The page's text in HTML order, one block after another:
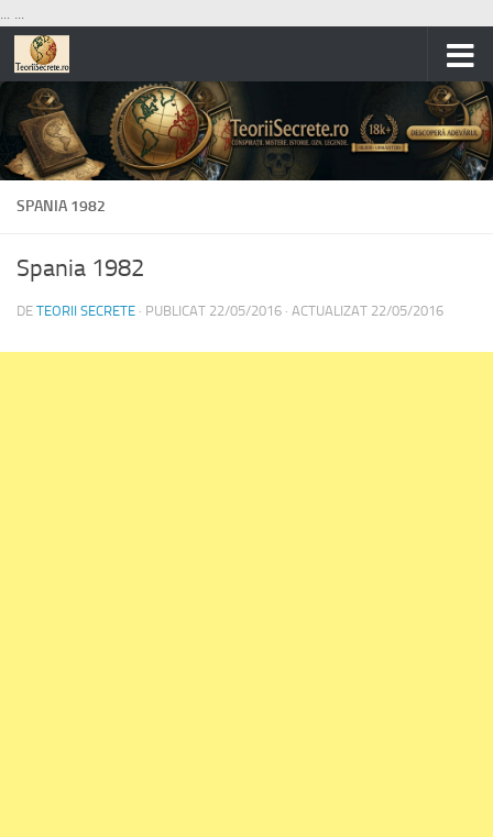
... ...
Skip to content
SPANIA 1982
Spania 1982
DE TEORII SECRETE · PUBLICAT 22/05/2016 · ACTUALIZAT 22/05/2016